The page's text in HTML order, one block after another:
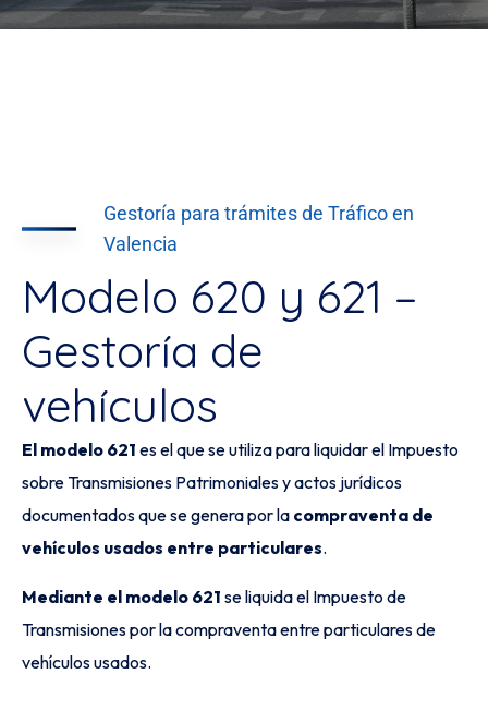
Gestoría para trámites de Tráfico en
Valencia
Modelo 620 y 621 –
Gestoría de
vehículos
El modelo 621 es el que se utiliza para liquidar el Impuesto
sobre Transmisiones Patrimoniales y actos jurídicos
documentados que se genera por la compraventa de
vehículos usados entre particulares.
Mediante el modelo 621 se liquida el Impuesto de
Transmisiones por la compraventa entre particulares de
vehículos usados.